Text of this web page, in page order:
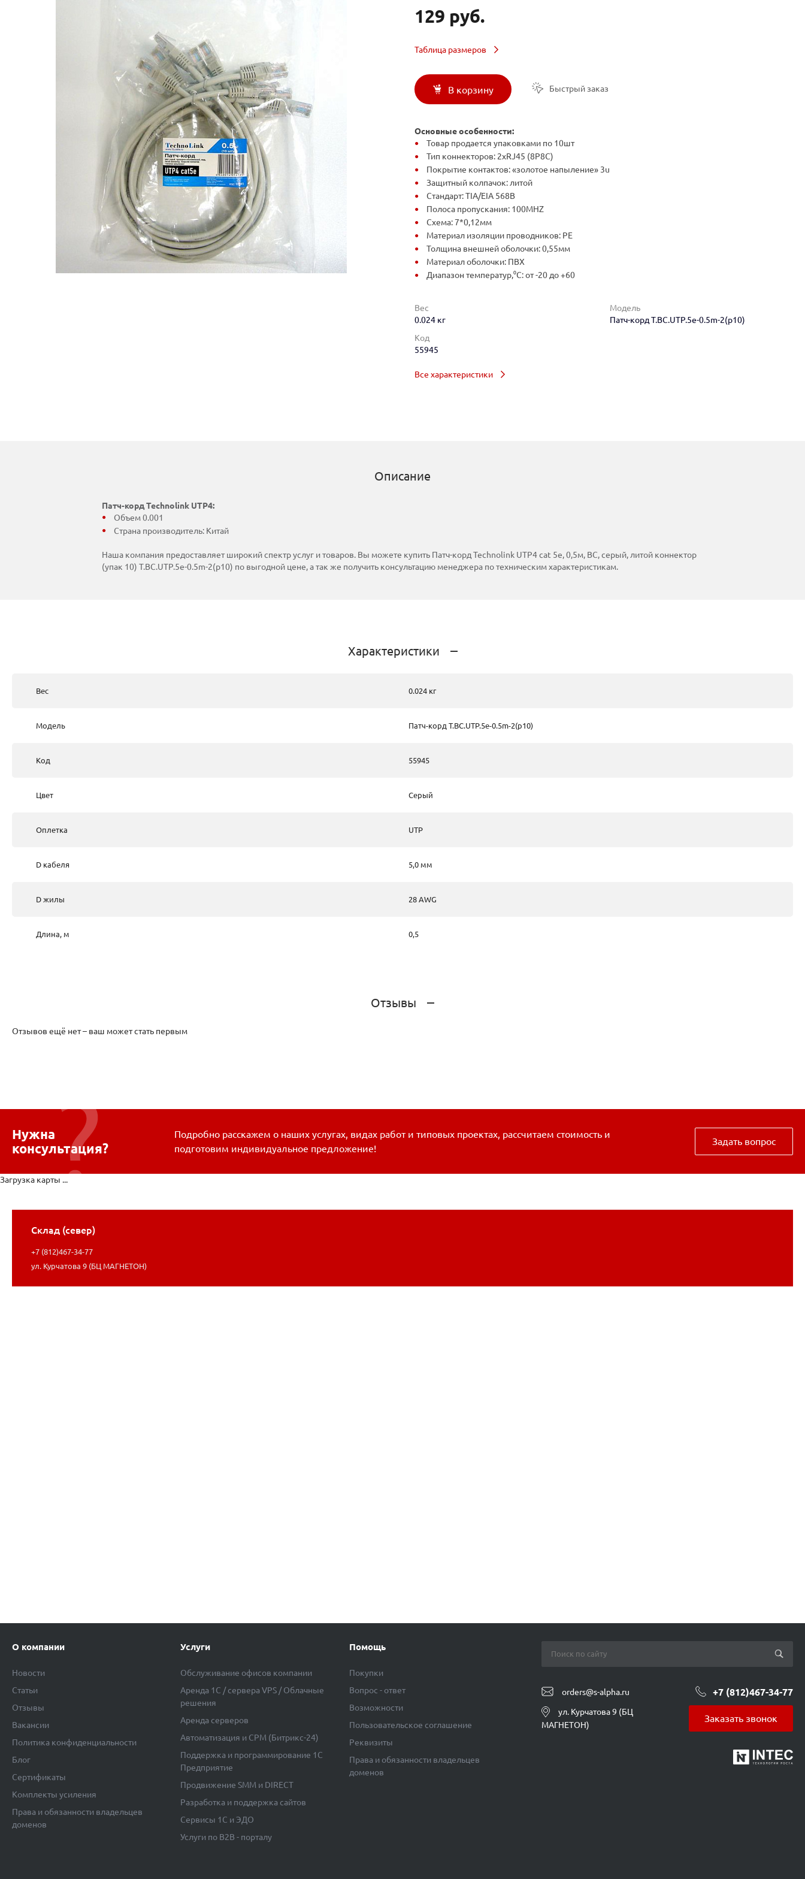
129 руб.
Таблица размеров
В корзину Быстрый заказ
Основные особенности:
Товар продается упаковками по 10шт
Тип коннекторов: 2xRJ45 (8P8C)
Покрытие контактов: «золотое напыление» 3u
Защитный колпачок: литой
Стандарт: TIA/EIA 568B
Полоса пропускания: 100MHZ
Схема: 7*0,12мм
Материал изоляции проводников: PE
Толщина внешней оболочки: 0,55мм
Материал оболочки: ПВХ
Диапазон температур,⁰C: от -20 до +60
Вес
0.024 кг
Модель
Патч-корд T.BC.UTP.5e-0.5m-2(p10)
Код
55945
Все характеристики
Описание
Патч-корд Technolink UTP4:
Объем 0.001
Страна производитель: Китай
Наша компания предоставляет широкий спектр услуг и товаров. Вы можете купить Патч-корд Technolink UTP4 cat 5е, 0,5м, ВС, серый, литой коннектор
(упак 10) T.BC.UTP.5e-0.5m-2(p10) по выгодной цене, а так же получить консультацию менеджера по техническим характеристикам.
Характеристики
Вес 0.024 кг
Модель Патч-корд T.BC.UTP.5e-0.5m-2(p10)
Код 55945
Цвет Серый
Оплетка UTP
D кабеля 5,0 мм
D жилы 28 AWG
Длина, м 0,5
Отзывы
Отзывов ещё нет – ваш может стать первым
Нужна
консультация?
Подробно расскажем о наших услугах, видах работ и типовых проектах, рассчитаем стоимость и
подготовим индивидуальное предложение!
Задать вопрос
Склад (север)
+7 (812)467-34-77
ул. Курчатова 9 (БЦ МАГНЕТОН)
Загрузка карты ...
О компании
Новости
Статьи
Отзывы
Вакансии
Политика конфиденциальности
Блог
Сертификаты
Комплекты усиления
Права и обязанности владельцев
доменов
Услуги
Обслуживание офисов компании
Аренда 1C / сервера VPS / Облачные
решения
Аренда серверов
Автоматизация и СРМ (Битрикс-24)
Поддержка и программирование 1С
Предприятие
Продвижение SMM и DIRECT
Разработка и поддержка сайтов
Сервисы 1С и ЭДО
Услуги по B2B - порталу
Помощь
Покупки
Вопрос - ответ
Возможности
Пользовательское соглашение
Реквизиты
Права и обязанности владельцев
доменов
orders@s-alpha.ru +7 (812)467-34-77
ул. Курчатова 9 (БЦ
МАГНЕТОН)
Заказать звонок